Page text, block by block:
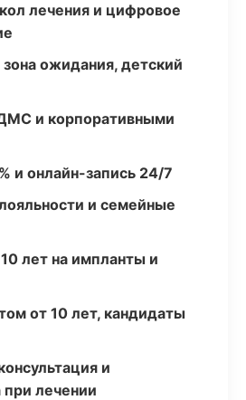
лечения и цифровое
ожидания, детский
и корпоративными
и онлайн-запись 24/7
и семейные
лет на импланты и
от 10 лет, кандидаты
и
при лечении